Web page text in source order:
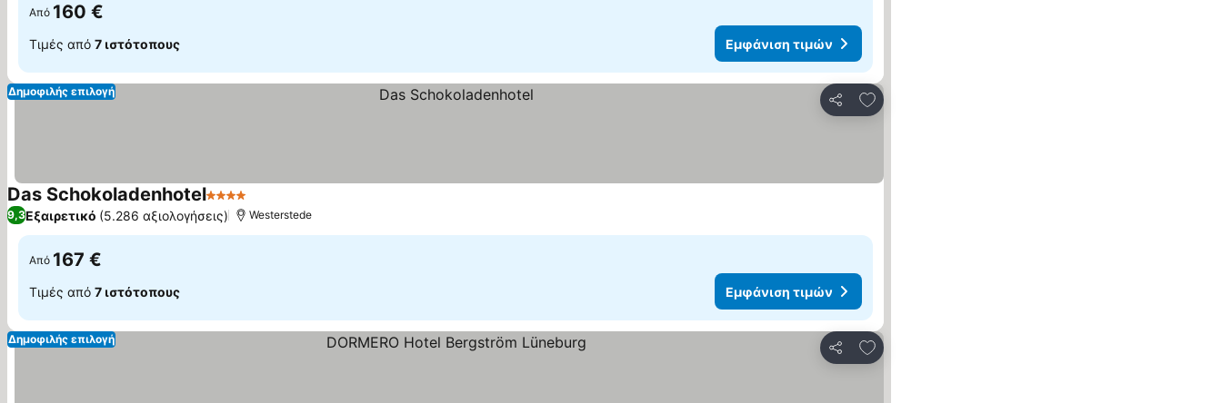
Από 160 €
Τιμές από 7 ιστότοπους Εμφάνιση τιμών
Κοινοποίηση
Προσθήκη στα αγαπημένα
Δημοφιλής επιλογή
Das Schokoladenhotel4 Αστέρια
9,3Εξαιρετικό (5.286 αξιολογήσεις) Westerstede
Από 167 €
Τιμές από 7 ιστότοπους Εμφάνιση τιμών
Κοινοποίηση
Προσθήκη στα αγαπημένα
Δημοφιλής επιλογή